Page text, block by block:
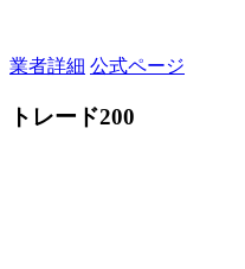
業者詳細 公式ページ
トレード200